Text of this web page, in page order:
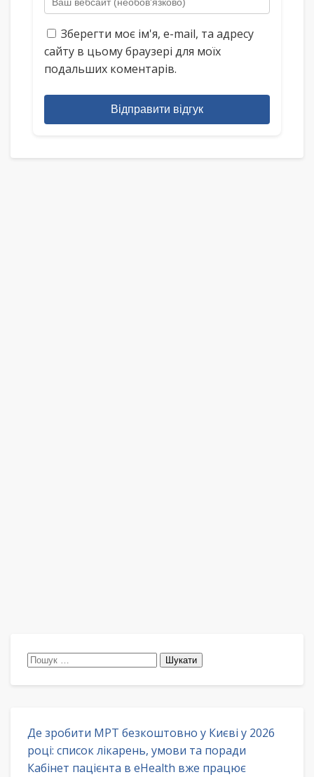
Зберегти моє ім'я, e-mail, та адресу
сайту в цьому браузері для моїх
подальших коментарів.
Відправити відгук
Пошук:
Де зробити МРТ безкоштовно у Києві у 2026
році: список лікарень, умови та поради
Кабінет пацієнта в eHealth вже працює